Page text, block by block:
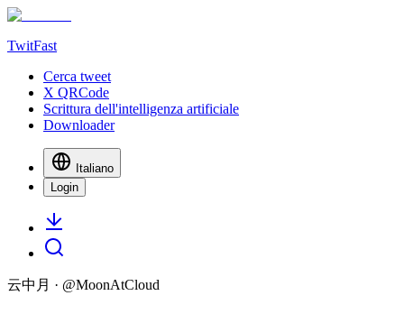
TwitFast
Cerca tweet
X QRCode
Scrittura dell'intelligenza artificiale
Downloader
Italiano
Login
云中月 · @MoonAtCloud